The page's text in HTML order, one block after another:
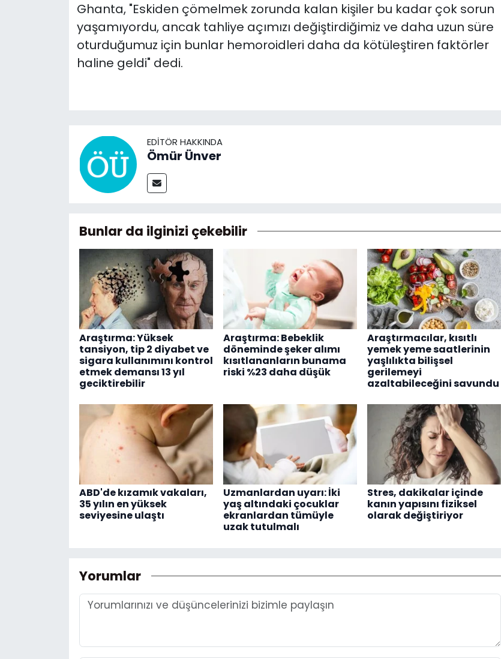
Ghanta, "Eskiden çömelmek zorunda kalan kişiler bu kadar çok sorun
yaşamıyordu, ancak tahliye açımızı değiştirdiğimiz ve daha uzun süre
oturduğumuz için bunlar hemoroidleri daha da kötüleştiren faktörler
haline geldi" dedi.
EDITÖR HAKKINDA
Ömür Ünver
Bunlar da ilginizi çekebilir
Araştırma: Yüksek
tansiyon, tip 2 diyabet ve
sigara kullanımını kontrol
etmek demansı 13 yıl
geciktirebilir
Araştırma: Bebeklik
döneminde şeker alımı
kısıtlananların bunama
riski %23 daha düşük
Araştırmacılar, kısıtlı
yemek yeme saatlerinin
yaşlılıkta bilişsel
gerilemeyi
azaltabileceğini savundu
ABD'de kızamık vakaları,
35 yılın en yüksek
seviyesine ulaştı
Uzmanlardan uyarı: İki
yaş altındaki çocuklar
ekranlardan tümüyle
uzak tutulmalı
Stres, dakikalar içinde
kanın yapısını fiziksel
olarak değiştiriyor
Yorumlar